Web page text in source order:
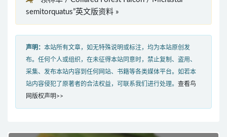
semitorquatus”英文版资料 »
声明： 本站所有文章，如无特殊说明或标注，均为本站原创发
布。任何个人或组织，在未征得本站同意时，禁止复制、盗用、
采集、发布本站内容到任何网站、书籍等各类媒体平台。如若本
站内容侵犯了原著者的合法权益，可联系我们进行处理。 查看鸟
网版权声明>>